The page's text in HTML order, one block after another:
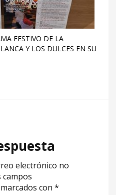
FESTIVO DE LA
Y LOS DULCES EN SU
electrónico no
campos
con *